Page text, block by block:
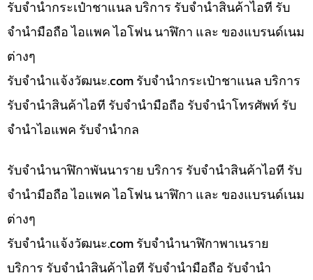
รับจำนำกระเป๋าชาแนล บริการ รับจำนำสินค้าไอที รับ
จำนำมือถือ ไอแพค ไอโฟน นาฬิกา และ ของแบรนด์เนม
ต่างๆ
รับจํานําแจ้งวัฒนะ.com รับจำนำกระเป๋าชาแนล บริการ
รับจำนำสินค้าไอที รับจำนำมือถือ รับจำนำโทรศัพท์ รับ
จำนำไอแพค รับจำนำกล
รับจำนำนาฬิกาพันนาราย บริการ รับจำนำสินค้าไอที รับ
จำนำมือถือ ไอแพค ไอโฟน นาฬิกา และ ของแบรนด์เนม
ต่างๆ
รับจํานําแจ้งวัฒนะ.com รับจำนำนาฬิกาพาเนราย
บริการ รับจำนำสินค้าไอที รับจำนำมือถือ รับจำนำ